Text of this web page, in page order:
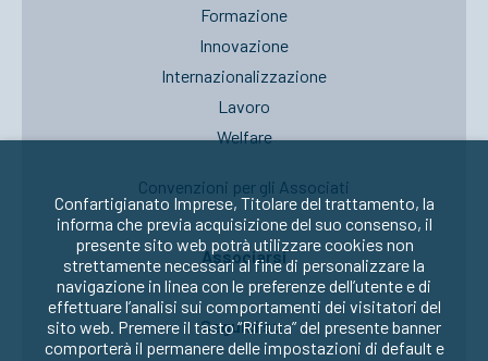
Formazione
Innovazione
Internazionalizzazione
Lavoro
Welfare
Convenzioni per gli Associati
Associarsi
Seguici su:
Confartigianato Imprese, Titolare del trattamento, la
informa che previa acquisizione del suo consenso, il
presente sito web potrà utilizzare cookies non
strettamente necessari al fine di personalizzare la
navigazione in linea con le preferenze dell’utente e di
effettuare l’analisi sui comportamenti dei visitatori del
sito web. Premere il tasto “Rifiuta” del presente banner
comporterà il permanere delle impostazioni di default e